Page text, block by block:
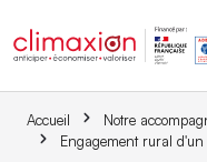
Accueil
Notre
Engagement rural